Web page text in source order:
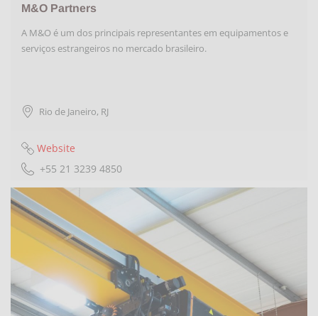
M&O Partners
A M&O é um dos principais representantes em equipamentos e
serviços estrangeiros no mercado brasileiro.
Rio de Janeiro, RJ
Website
+55 21 3239 4850